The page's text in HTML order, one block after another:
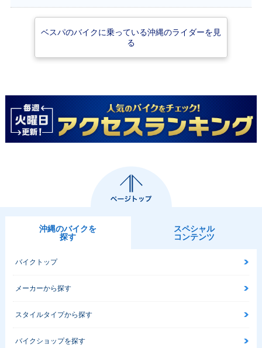
ベスパのバイクに乗っている沖縄のライダーを見
る
沖縄のバイクを
探す
スペシャル
コンテンツ
バイクトップ
メーカーから探す
スタイルタイプから探す
バイクショップを探す